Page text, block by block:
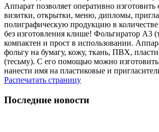
Аппарат позволяет оперативно
визитки, открытки, меню, дипломы,
полиграфическую продукцию в количестве
без изготовления клише! Фольгиратор А3
компактен и прост в использовании.
фольгу на бумагу, кожу, ткань, ПВХ,
(тесьму). С его помощью можно
нанести имя на пластиковые и
Распечатать страницу
Последние новости